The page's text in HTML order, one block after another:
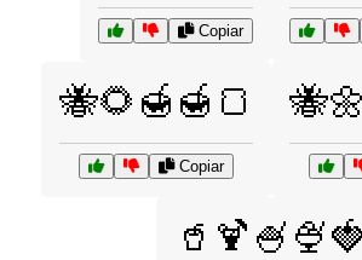
Copiar
🐝🌻🍯🍯🍞
Copiar
🥤🍹🍧🍨🍓